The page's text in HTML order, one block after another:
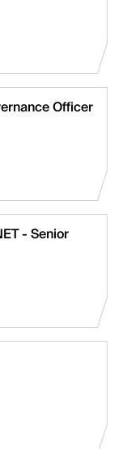
Officer
- Senior